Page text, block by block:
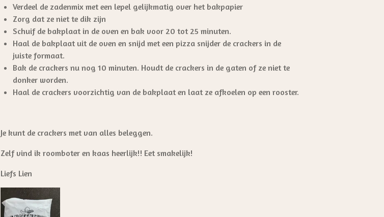
Verdeel de zadenmix met een lepel gelijkmatig over het bakpapier
Zorg dat ze niet te dik zijn
Schuif de bakplaat in de oven en bak voor 20 tot 25 minuten.
Haal de bakplaat uit de oven en snijd met een pizza snijder de crackers in de
juiste formaat.
Bak de crackers nu nog 10 minuten. Houdt de crackers in de gaten of ze niet te
donker worden.
Haal de crackers voorzichtig van de bakplaat en laat ze afkoelen op een rooster.
Je kunt de crackers met van alles beleggen.
Zelf vind ik roomboter en kaas heerlijk!! Eet smakelijk!
Liefs Lien